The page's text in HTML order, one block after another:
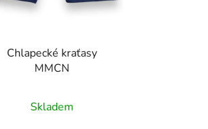
Chlapecké kraťasy
MMCN
Skladem